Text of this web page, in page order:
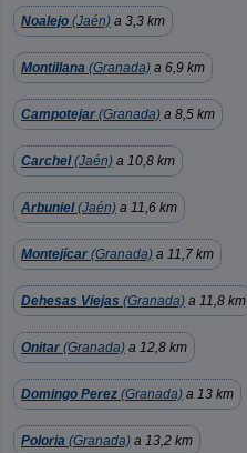
Noalejo (Jaén) a 3,3 km
Montillana (Granada) a 6,9 km
Campotejar (Granada) a 8,5 km
Carchel(Jaén) a 10,8 km
Arbuniel(Jaén) a 11,6 km
Montejícar (Granada) a 11,7 km
Dehesas Viejas (Granada) a 11,8 km
Onitar (Granada) a 12,8 km
Domingo Perez (Granada) a 13 km
Poloria (Granada) a 13,2 km